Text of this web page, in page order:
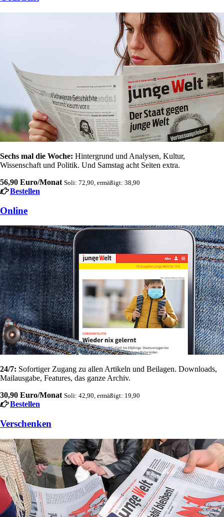
Sechs mal die Woche: Hintergrund und Analysen, Kultur,
Wissenschaft und Politik. Und Samstag acht Seiten extra.
56,90 Euro/Monat Soli: 72,90, ermäßigt: 38,90
Bestellen
Online
24/7: Sofortiger Zugang zu allen Artikeln und Beilagen. Downloads,
Mailausgabe, Features, das ganze Archiv.
30,90 Euro/Monat Soli: 42,90, ermäßigt: 19,90
Bestellen
Verschenken